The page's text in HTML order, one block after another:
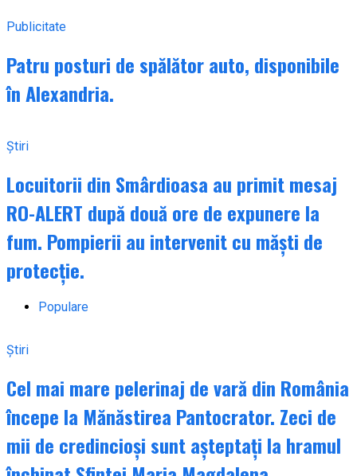
Publicitate
Patru posturi de spălător auto, disponibile
în Alexandria.
Știri
Locuitorii din Smârdioasa au primit mesaj
RO-ALERT după două ore de expunere la
fum. Pompierii au intervenit cu măști de
protecție.
Populare
Știri
Cel mai mare pelerinaj de vară din România
începe la Mănăstirea Pantocrator. Zeci de
mii de credincioși sunt așteptați la hramul